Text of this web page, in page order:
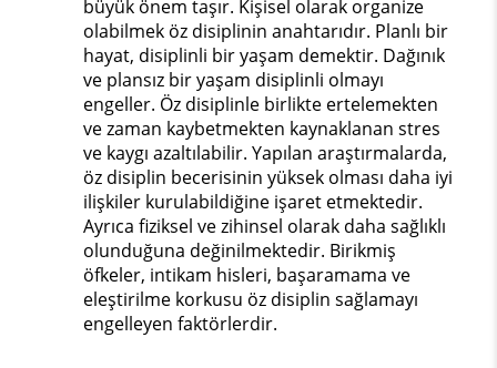
büyük önem taşır. Kişisel olarak organize
olabilmek öz disiplinin anahtarıdır. Planlı bir
hayat, disiplinli bir yaşam demektir. Dağınık
ve plansız bir yaşam disiplinli olmayı
engeller. Öz disiplinle birlikte ertelemekten
ve zaman kaybetmekten kaynaklanan stres
ve kaygı azaltılabilir. Yapılan araştırmalarda,
öz disiplin becerisinin yüksek olması daha iyi
ilişkiler kurulabildiğine işaret etmektedir.
Ayrıca fiziksel ve zihinsel olarak daha sağlıklı
olunduğuna değinilmektedir. Birikmiş
öfkeler, intikam hisleri, başaramama ve
eleştirilme korkusu öz disiplin sağlamayı
engelleyen faktörlerdir.